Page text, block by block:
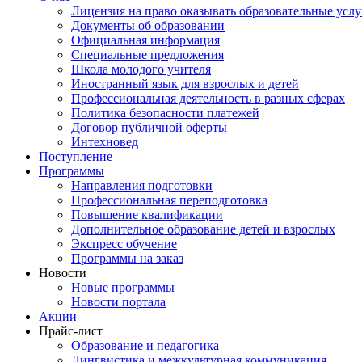
Лицензия на право оказывать образовательные
Документы об образовании
Официальная информация
Специальные предложения
Школа молодого учителя
Иностранный язык для взрослых и детей
Профессиональная деятельность в разных сферах
Политика безопасности платежей
Договор публичной оферты
Интехновед
Поступление
Программы
Направления подготовки
Профессиональная переподготовка
Повышение квалификации
Дополнительное образование детей и взрослых
Экспресс обучение
Программы на заказ
Новости
Новые программы
Новости портала
Акции
Прайс-лист
Образование и педагогика